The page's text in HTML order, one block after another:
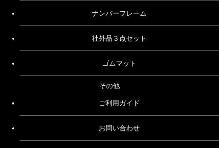
ナンバーフレーム
社外品３点セット
ゴムマット
その他
ご利用ガイド
お問い合わせ